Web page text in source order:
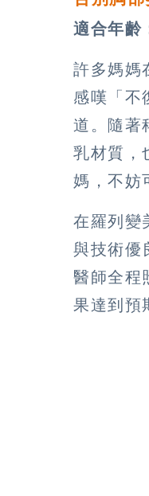
適合年齡
許多媽媽
感嘆「不
道。隨著
乳材質，
媽，不妨
在羅列變
與技術優
醫師全程
果達到預